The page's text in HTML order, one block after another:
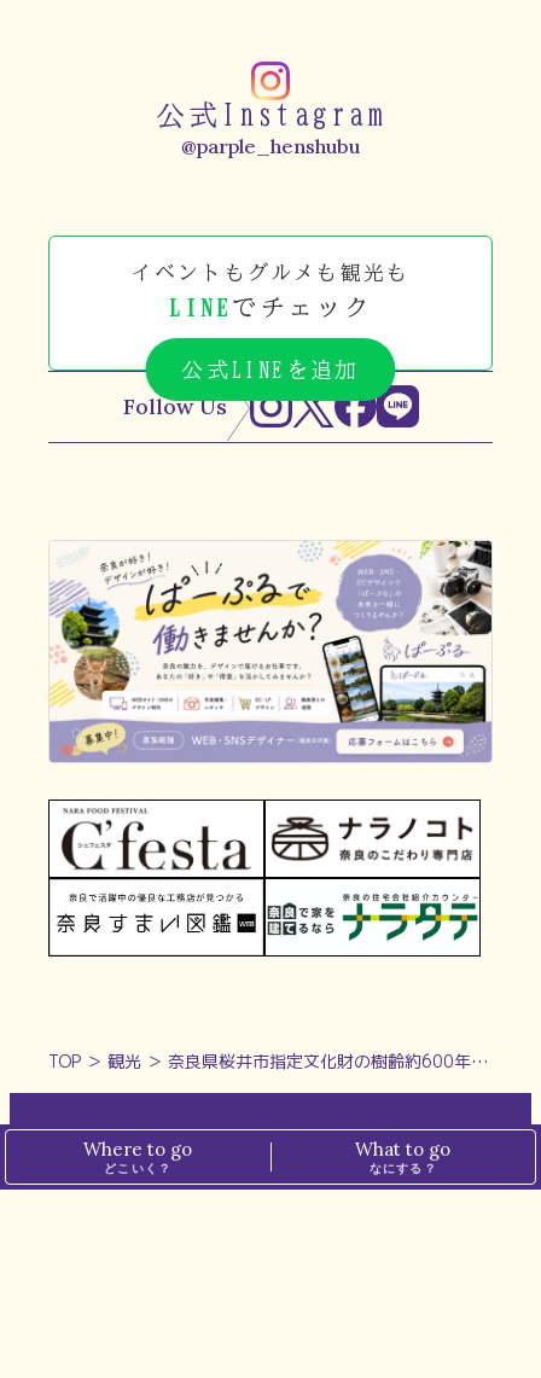
公式Instagram
@parple_henshubu
イベントもグルメも観光も
LINE でチェック
公式LINEを追加
Follow Us
TOP ＞ 観光 ＞ 奈良県桜井市指定文化財の樹齢約600年の薄墨桜は必見！春の「談山神社」
Where to go
どこいく？
What to go
なにする？
ホーム プライバシーポリシー